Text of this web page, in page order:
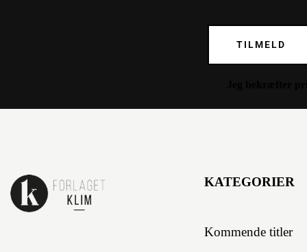
TILMELD
KATEGORIER
Kommende titler